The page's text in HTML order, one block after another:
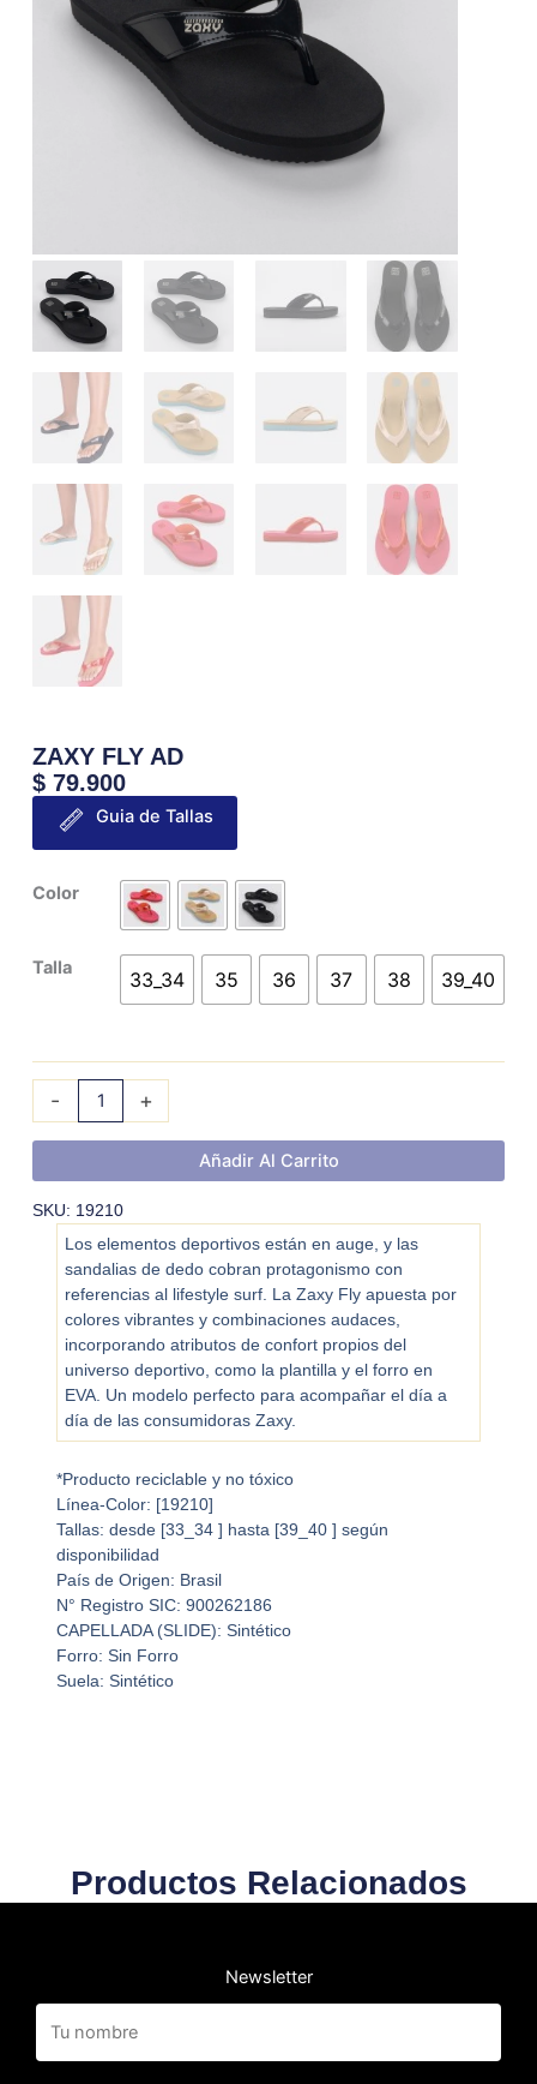
ZAXY FLY AD
$79.900
Guia de Tallas
Color
Talla 33_34 35 36 37 38 39_40
-
ZAXY
cantidad
+
Añadir Al Carrito
SKU: 19210
Los elementos deportivos están en auge, y las
sandalias de dedo cobran protagonismo con
referencias al lifestyle surf. La Zaxy Fly apuesta por
colores vibrantes y combinaciones audaces,
incorporando atributos de confort propios del
universo deportivo, como la plantilla y el forro en
EVA. Un modelo perfecto para acompañar el día a
día de las consumidoras Zaxy.
*Producto reciclable y no tóxico
Línea-Color: [19210]
Tallas: desde [33_34 ] hasta [39_40 ] según
disponibilidad
País de Origen: Brasil
N° Registro SIC: 900262186
CAPELLADA (SLIDE): Sintético
Forro: Sin Forro
Suela: Sintético
Productos Relacionados
Newsletter